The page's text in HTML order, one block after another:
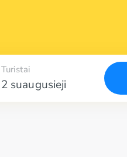
2 suaugusieji
Turistai